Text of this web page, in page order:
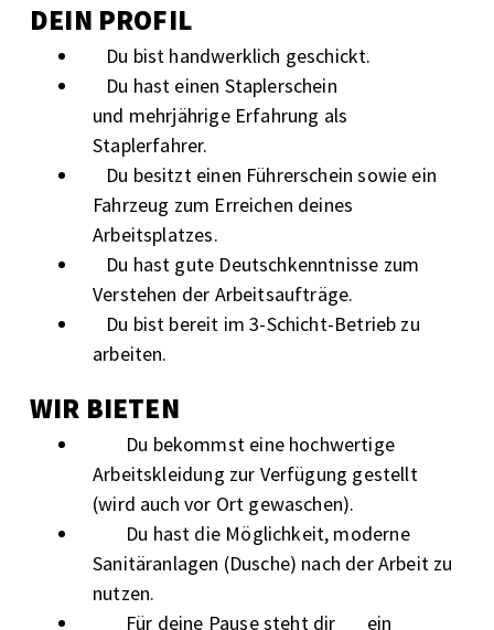
DEIN PROFIL
Du bist handwerklich geschickt.
Du hast einen Staplerschein
und mehrjährige Erfahrung als
Staplerfahrer.
Du besitzt einen Führerschein sowie ein
Fahrzeug zum Erreichen deines
Arbeitsplatzes.
Du hast gute Deutschkenntnisse zum
Verstehen der Arbeitsaufträge.
Du bist bereit im 3-Schicht-Betrieb zu
arbeiten.
WIR BIETEN
Du bekommst eine hochwertige
Arbeitskleidung zur Verfügung gestellt
(wird auch vor Ort gewaschen).
Du hast die Möglichkeit, moderne
Sanitäranlagen (Dusche) nach der Arbeit zu
nutzen.
Für deine Pause steht dir
ein